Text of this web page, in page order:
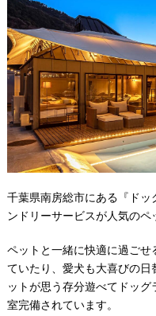
千葉県南房総市にある『ド
ンドリーサービスが人気のペ
ペットと一緒に快適に過ご
ていたり、愛犬も大喜びの
ットが思う存分遊べてドッ
室完備されています。